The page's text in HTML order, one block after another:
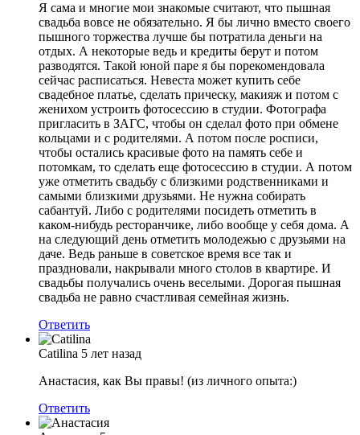
Я сама и многие мои знакомые считают, что пышная
свадьба вовсе не обязательно. Я бы лично вместо своего
пышного торжества лучше бы потратила деньги на
отдых. А некоторые ведь и кредиты берут и потом
разводятся. Такой юной паре я бы порекомендовала
сейчас расписаться. Невеста может купить себе
свадебное платье, сделать прическу, макияж и потом с
женихом устроить фотосессию в студии. Фотографа
пригласить в ЗАГС, чтобы он сделал фото при обмене
кольцами и с родителями. А потом после росписи,
чтобы остались красивые фото на память себе и
потомкам, то сделать еще фотосессию в студии. А потом
уже отметить свадьбу с близкими родственниками и
самыми близкими друзьями. Не нужна собирать
сабантуй. Либо с родителями посидеть отметить в
каком-нибудь ресторанчике, либо вообще у себя дома. А
на следующий день отметить молодежью с друзьями на
даче. Ведь раньше в советское время все так и
праздновали, накрывали много столов в квартире. И
свадьбы получались очень веселыми. Дорогая пышная
свадьба не равно счастливая семейная жизнь.
Ответить
Catilina 5 лет назад
Анастасия, как Вы правы! (из личного опыта:)
Ответить